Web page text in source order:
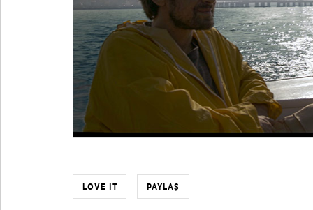
LOVE IT PAYLAŞ